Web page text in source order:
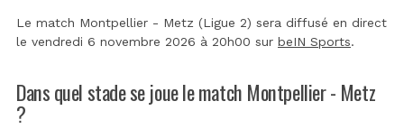
Le match Montpellier - Metz (Ligue 2) sera diffusé en direct
le vendredi 6 novembre 2026 à 20h00 sur beIN Sports.
Dans quel stade se joue le match Montpellier - Metz
?